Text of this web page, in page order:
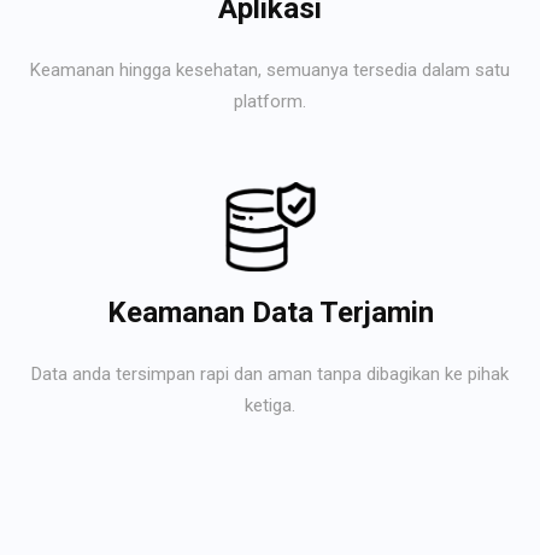
Aplikasi
Keamanan hingga kesehatan, semuanya tersedia dalam satu
platform.
Keamanan Data Terjamin
Data anda tersimpan rapi dan aman tanpa dibagikan ke pihak
ketiga.